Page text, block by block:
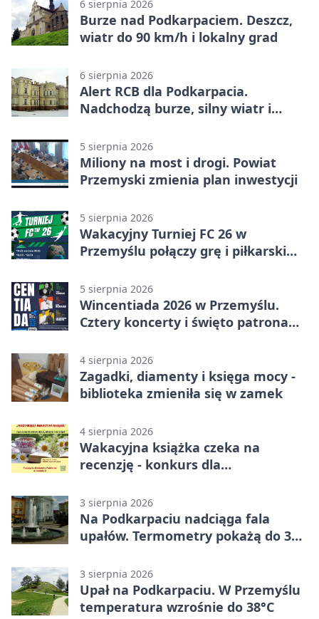
6 sierpnia 2026
Burze nad Podkarpaciem. Deszcz,
wiatr do 90 km/h i lokalny grad
6 sierpnia 2026
Alert RCB dla Podkarpacia.
Nadchodzą burze, silny wiatr i
5 sierpnia 2026
Miliony na most i drogi. Powiat
Przemyski zmienia plan inwestycji
5 sierpnia 2026
Wakacyjny Turniej FC 26 w
Przemyślu połączy grę i piłkarski
5 sierpnia 2026
Wincentiada 2026 w Przemyślu.
Cztery koncerty i święto patrona
4 sierpnia 2026
Zagadki, diamenty i księga mocy -
biblioteka zmieniła się w zamek
4 sierpnia 2026
Wakacyjna książka czeka na
recenzję - konkurs dla
3 sierpnia 2026
Na Podkarpaciu nadciąga fala
upałów. Termometry pokażą do 36
3 sierpnia 2026
Upał na Podkarpaciu. W Przemyślu
temperatura wzrośnie do 38°C